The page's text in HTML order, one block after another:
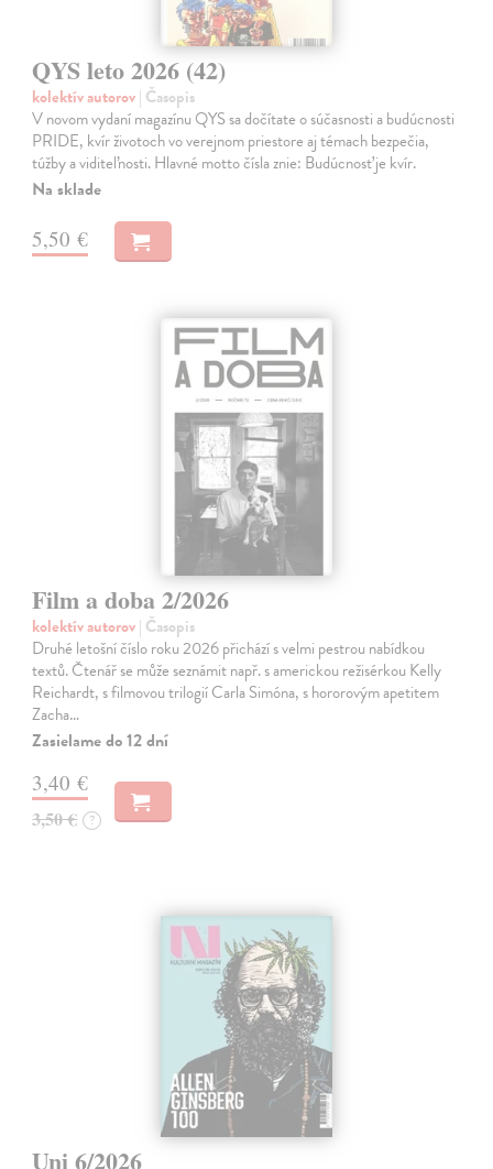
QYS leto 2026 (42)
kolektív autorov| Časopis
V novom vydaní magazínu QYS sa dočítate o súčasnosti a budúcnosti
PRIDE, kvír životoch vo verejnom priestore aj témach bezpečia,
túžby a viditeľnosti. Hlavné motto čísla znie: Budúcnosť je kvír.
Na sklade
5,50 €
Film a doba 2/2026
kolektív autorov| Časopis
Druhé letošní číslo roku 2026 přichází s velmi pestrou nabídkou
textů. Čtenář se může seznámit např. s americkou režisérkou Kelly
Reichardt, s filmovou trilogií Carla Simóna, s hororovým apetitem
Zacha…
Zasielame do 12 dní
3,40 €
3,50 € ?
Uni 6/2026